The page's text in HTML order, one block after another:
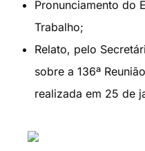
Pronunciamento do
Trabalho;
Relato, pelo
sobre a 136ª
realizada em 25 de